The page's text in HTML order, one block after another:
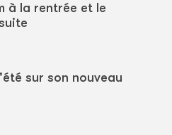
à la rentrée et le
sur son nouveau